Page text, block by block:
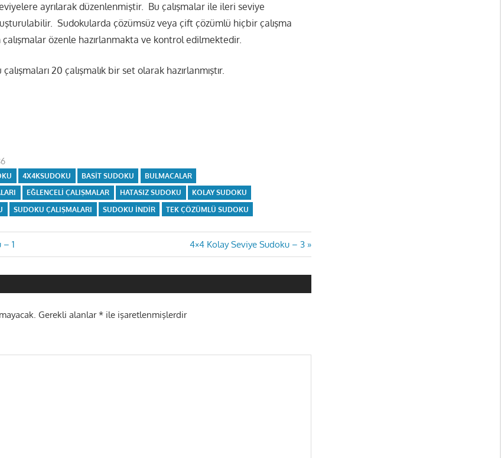
ayrılarak düzenlenmiştir. Bu çalışmalar ile ileri seviye
Sudokularda çözümsüz veya çift çözümlü hiçbir çalışma
özenle hazırlanmakta ve kontrol edilmektedir.
20 çalışmalık bir set olarak hazırlanmıştır.
4X4KSUDOKU BASIT SUDOKU
BULMACALAR
EĞLENCELI ÇALIŞMALAR HATASIZ SUDOKU
KOLAY SUDOKU
SUDOKU ÇALIŞMALARI SUDOKU INDIR TEK ÇÖZÜMLÜ SUDOKU
– 1
Next
Post:
4×4 Kolay Seviye Sudoku – 3
Gerekli alanlar* ile işaretlenmişlerdir